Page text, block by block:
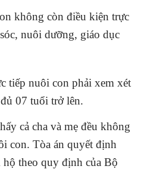
không còn điều kiện trực
nuôi dưỡng, giáo dục
tiếp nuôi con phải xem xét
07 tuổi trở lên.
cả cha và mẹ đều không
con. Tòa án quyết định
theo quy định của Bộ